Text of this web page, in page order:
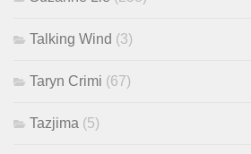
Talking Wind (3)
Taryn Crimi (67)
Tazjima (5)